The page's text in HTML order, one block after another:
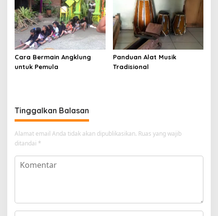
Cara Bermain Angklung
untuk Pemula
Panduan Alat Musik
Tradisional
Tinggalkan Balasan
Alamat email Anda tidak akan dipublikasikan. Ruas yang wajib
ditandai *